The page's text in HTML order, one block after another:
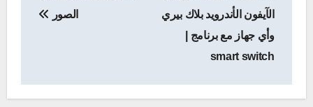
الآيفون الأندرويد بلاك بيري
وأي جهاز مع برنامج |
smart switch
الصور